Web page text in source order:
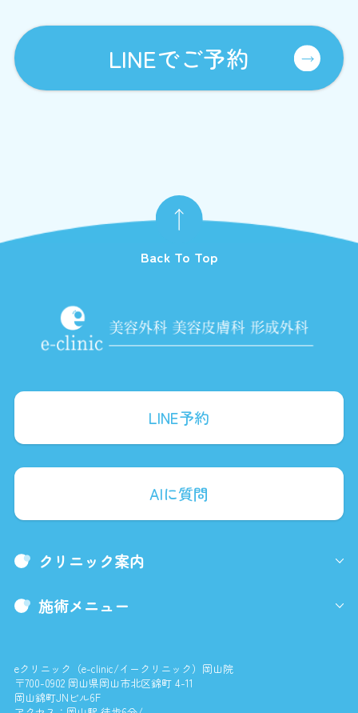
LINEでご予約
LINE予約
AIに質問
クリニック案内
施術メニュー
eクリニック（e-clinic/イークリニック）岡山院
〒700-0902 岡山県岡山市北区錦町 4-11
岡山錦町JNビル6F
Back To Top